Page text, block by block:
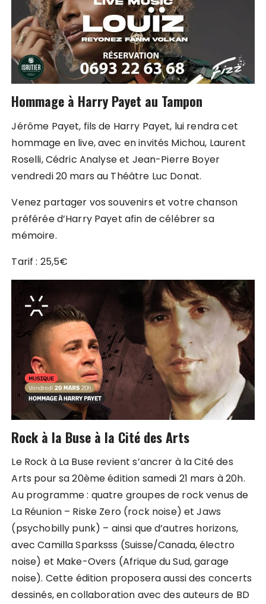
Hommage à Harry Payet au Tampon
Jérôme Payet, fils de Harry Payet, lui rendra cet
hommage en live, avec en invités Michou, Laurent
Roselli, Cédric Analyse et Jean-Pierre Boyer
vendredi 20 mars au Théâtre Luc Donat.
Venez partager vos souvenirs et votre chanson
préférée d’Harry Payet afin de célébrer sa
mémoire.
Tarif : 25,5€
Rock à la Buse à la Cité des Arts
Le Rock à La Buse revient s’ancrer à la Cité des
Arts pour sa 20ème édition samedi 21 mars à 20h.
Au programme : quatre groupes de rock venus de
La Réunion – Riske Zero (rock noise) et Jaws
(psychobilly punk) – ainsi que d’autres horizons,
avec Camilla Sparksss (Suisse/Canada, électro
noise) et Make-Overs (Afrique du Sud, garage
noise). Cette édition proposera aussi des concerts
dessinés, en collaboration avec des auteurs de BD